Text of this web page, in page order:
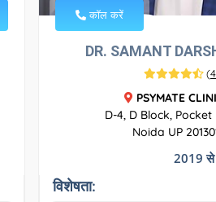
कॉल करें
DR. SAMANT
(
PSYMATE
D-4, D Block, Pocket
Noida UP
2019 से
विशेषता: